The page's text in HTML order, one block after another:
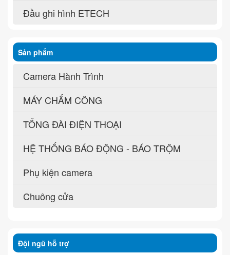
Đầu ghi hình ETECH
Sản phẩm
Camera Hành Trình
MÁY CHẤM CÔNG
TỔNG ĐÀI ĐIỆN THOẠI
HỆ THỐNG BÁO ĐỘNG - BÁO TRỘM
Phụ kiện camera
Chuông cửa
Đội ngũ hỗ trợ